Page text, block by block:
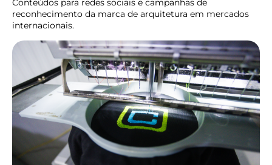
Conteúdos para redes sociais e campanhas de
reconhecimento da marca de arquitetura em mercados
internacionais.